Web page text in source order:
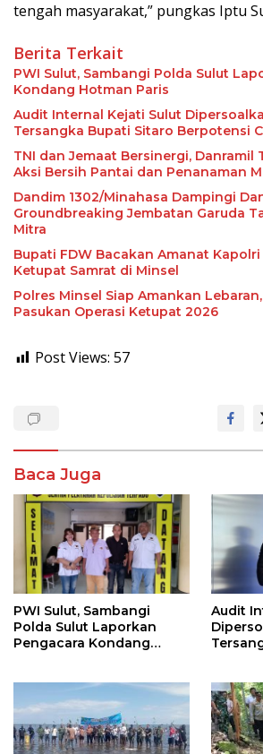
tengah masyarakat,” pungkas Iptu
Berita Terkait
PWI Sulut, Sambangi Polda Sulut
Kondang Hotman Paris
Audit Internal Kejati Sulut
Tersangka Bupati Sitaro Berpotensi
TNI dan Jemaat Bersinergi, Danramil
Aksi Bersih Pantai dan Penanaman
Dandim 1302/Minahasa Dampingi
Groundbreaking Jembatan Garuda
Mitra
Bupati FDW Bacakan Amanat
Ketupat Samrat di Minsel
Polres Minsel Siap Amankan
Pasukan Operasi Ketupat 2026
Post Views: 57
Baca Juga
PWI Sulut, Sambangi
Polda Sulut Laporkan
Pengacara Kondang
Audit